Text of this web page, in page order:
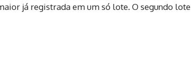
já registrada em um só lote. O segundo lote